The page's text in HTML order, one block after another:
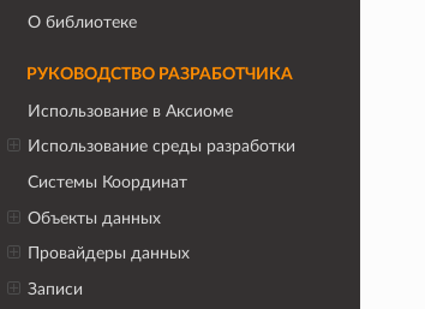
О библиотеке
РУКОВОДСТВО РАЗРАБОТЧИКА
Использование в Аксиоме
Использование среды разработки
Системы Координат
Объекты данных
Провайдеры данных
Записи